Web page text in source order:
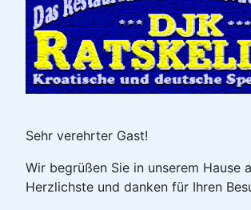
Sehr verehrter Gast!
Wir begrüßen Sie in unserem Hause
Herzlichste und danken für Ihren